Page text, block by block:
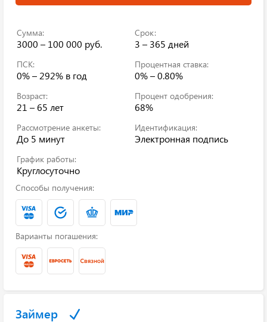
Сумма:
3000 – 100 000 руб.
Срок:
3 – 365 дней
ПСК:
0% – 292% в год
Процентная ставка:
0% – 0.80%
Возраст:
21 – 65 лет
Процент одобрения:
68%
Рассмотрение анкеты:
До 5 минут
Идентификация:
Электронная подпись
График работы:
Круглосуточно
Способы получения:
Варианты погашения:
Займер